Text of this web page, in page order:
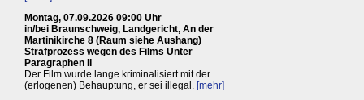
Montag, 07.09.2026 09:00 Uhr
in/bei Braunschweig, Landgericht, An der
Martinikirche 8 (Raum siehe Aushang)
Strafprozess wegen des Films Unter
Paragraphen II
Der Film wurde lange kriminalisiert mit der
(erlogenen) Behauptung, er sei illegal. [mehr]